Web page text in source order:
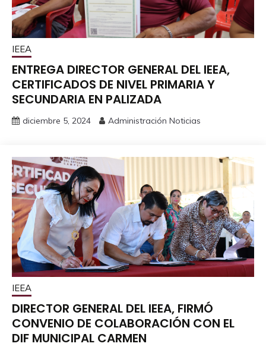
IEEA
ENTREGA DIRECTOR GENERAL DEL IEEA,
CERTIFICADOS DE NIVEL PRIMARIA Y
SECUNDARIA EN PALIZADA
diciembre 5, 2024 Administración Noticias
IEEA
DIRECTOR GENERAL DEL IEEA, FIRMÓ
CONVENIO DE COLABORACIÓN CON EL
DIF MUNICIPAL CARMEN